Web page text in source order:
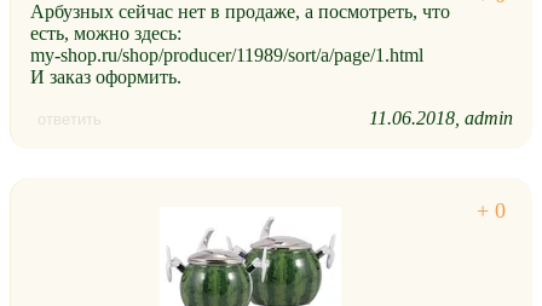
Арбузных сейчас нет в продаже, а посмотреть, что
есть, можно здесь:
my-shop.ru/shop/producer/11989/sort/a/page/1.html
И заказ оформить.
ответить 11.06.2018 admin